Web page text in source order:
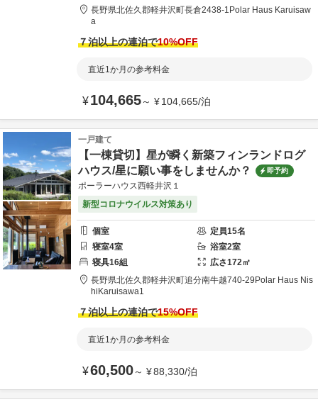
長野県北佐久郡軽井沢町長倉2438-1 Polar Haus Karuisaw
a
７泊以上の連泊で10%OFF
直近1か月の参考料金
¥104,665～ ¥104,665/泊
一戸建て
【一棟貸切】星が瞬く新築フィンランドログ
ハウス/星に願い事をしませんか？
即予約
ポーラーハウス西軽井沢１
新型コロナウイルス対策あり
個室 定員15名
寝室4室 浴室2室
寝具16組 広さ172㎡
長野県北佐久郡軽井沢町追分南牛越740-29 Polar Haus Nis
hiKaruisawa1
７泊以上の連泊で15%OFF
直近1か月の参考料金
¥60,500～ ¥88,330/泊